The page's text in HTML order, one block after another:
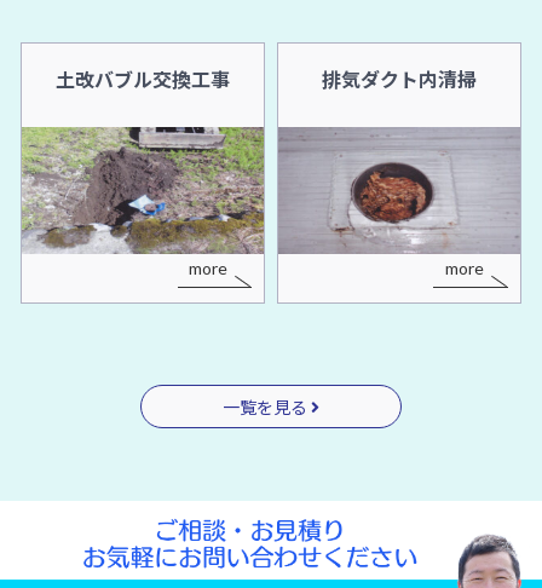
土改バブル交換工事
more
排気ダクト内清掃
more
一覧を見る